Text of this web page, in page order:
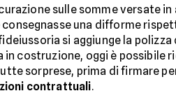
sulle somme versate
una difforme
si aggiunge la polizza
in costruzione, oggi è possibile
sorprese, prima di firmare
contrattuali.